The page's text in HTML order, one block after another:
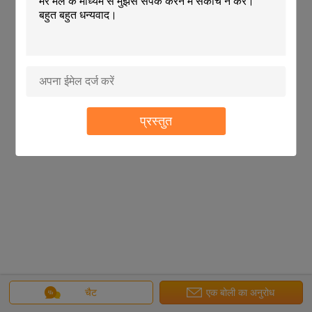
प्रस्तुत
चैट एक बोली का अनुरोध